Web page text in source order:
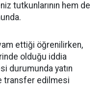
tutkunlarının hem de
ettiği öğrenilirken,
olduğu iddia
durumunda yatın
transfer edilmesi